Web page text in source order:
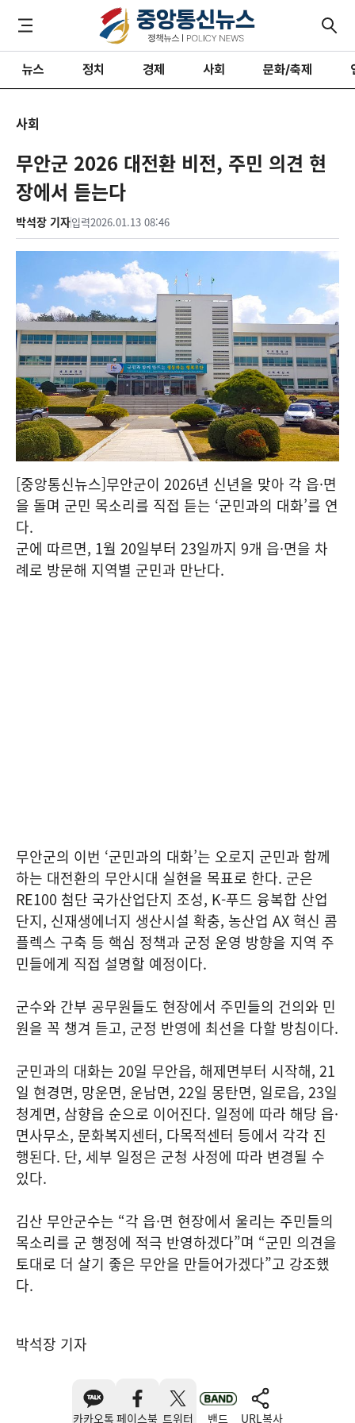
뉴스 정치 경제 사회 문화/축제
사회
무안군 2026 대전환 비전, 주민 의견 현
장에서 듣는다
박석장 기자입력2026.01.13 08:46
[중앙통신뉴스]무안군이 2026년 신년을 맞아 각 읍·면
을 돌며 군민 목소리를 직접 듣는 ‘군민과의 대화’를 연
다.
군에 따르면, 1월 20일부터 23일까지 9개 읍·면을 차
례로 방문해 지역별 군민과 만난다.
무안군의 이번 ‘군민과의 대화’는 오로지 군민과 함께
하는 대전환의 무안시대 실현을 목표로 한다. 군은
RE100 첨단 국가산업단지 조성, K-푸드 융복합 산업
단지, 신재생에너지 생산시설 확충, 농산업 AX 혁신 콤
플렉스 구축 등 핵심 정책과 군정 운영 방향을 지역 주
민들에게 직접 설명할 예정이다.
군수와 간부 공무원들도 현장에서 주민들의 건의와 민
원을 꼭 챙겨 듣고, 군정 반영에 최선을 다할 방침이다.
군민과의 대화는 20일 무안읍, 해제면부터 시작해, 21
일 현경면, 망운면, 운남면, 22일 몽탄면, 일로읍, 23일
청계면, 삼향읍 순으로 이어진다. 일정에 따라 해당 읍·
면사무소, 문화복지센터, 다목적센터 등에서 각각 진
행된다. 단, 세부 일정은 군청 사정에 따라 변경될 수
있다.
김산 무안군수는 “각 읍·면 현장에서 울리는 주민들의
목소리를 군 행정에 적극 반영하겠다”며 “군민 의견을
토대로 더 살기 좋은 무안을 만들어가겠다”고 강조했
다.
박석장 기자
카카오톡 페이스북 트위터 밴드 URL복사